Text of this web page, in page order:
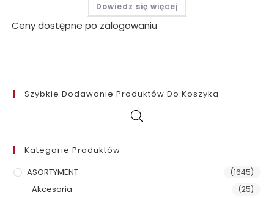
Dowiedz się więcej
Ceny dostępne po zalogowaniu
Szybkie Dodawanie Produktów Do Koszyka
Kategorie Produktów
ASORTYMENT
(1645)
Akcesoria (25)